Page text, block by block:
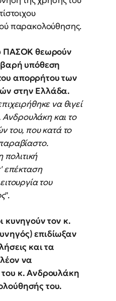
παρακολούθησης.
ΠΑΣΟΚ θεωρούν
υπόθεση
απορρήτου των
στην Ελλάδα.
να θιγεί
Ανδρουλάκη και το
του, που κατά το
πολιτική
επέκταση
του
".
κυνηγούν τον κ.
επιδίωξαν
και τα
να
κ. Ανδρουλάκη
του.